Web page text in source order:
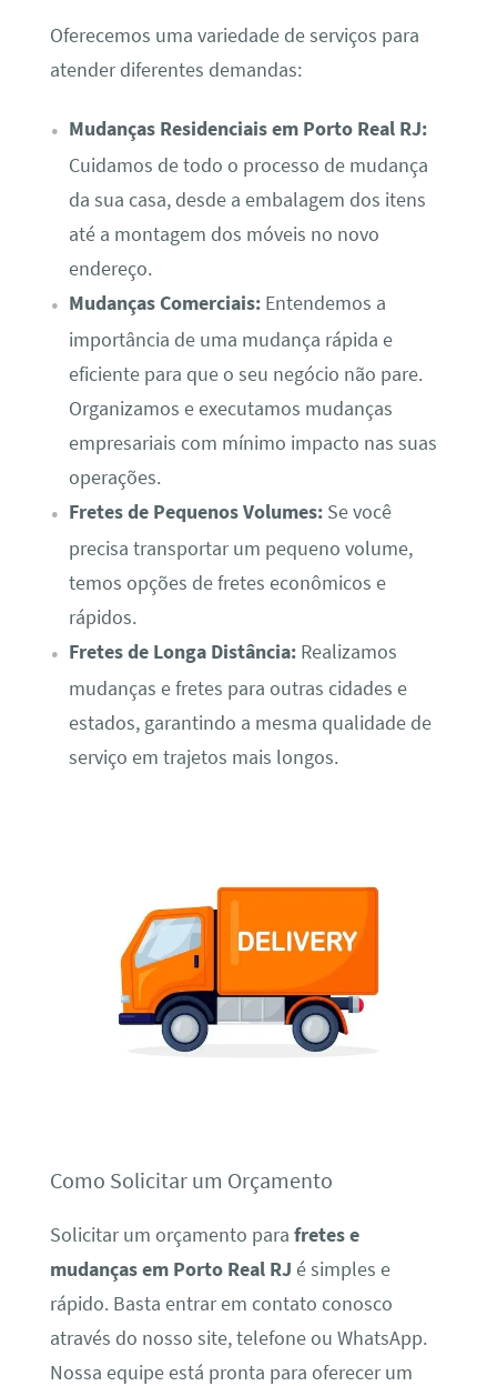
Oferecemos uma variedade de serviços para
atender diferentes demandas:
Mudanças Residenciais em Porto Real RJ:
Cuidamos de todo o processo de mudança
da sua casa, desde a embalagem dos itens
até a montagem dos móveis no novo
endereço.
Mudanças Comerciais:Entendemos a
importância de uma mudança rápida e
eficiente para que o seu negócio não pare.
Organizamos e executamos mudanças
empresariais com mínimo impacto nas suas
operações.
Fretes de Pequenos Volumes:Se você
precisa transportar um pequeno volume,
temos opções de fretes econômicos e
rápidos.
Fretes de Longa Distância:Realizamos
mudanças e fretes para outras cidades e
estados, garantindo a mesma qualidade de
serviço em trajetos mais longos.
Como Solicitar um Orçamento
Solicitar um orçamento para fretes e
mudanças em Porto Real RJ é simples e
rápido. Basta entrar em contato conosco
através do nosso site, telefone ou WhatsApp.
Nossa equipe está pronta para oferecer um